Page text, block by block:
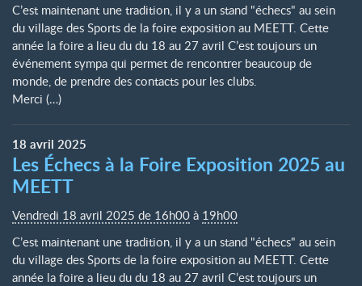
C’est maintenant une tradition, il y a un stand "échecs" au sein
du village des Sports de la foire exposition au MEETT. Cette
année la foire a lieu du du 18 au 27 avril C’est toujours un
événement sympa qui permet de rencontrer beaucoup de
monde, de prendre des contacts pour les clubs.
Merci (…)
18 avril 2025
Les Échecs à la Foire Exposition 2025 au
MEETT
Vendredi 18 avril 2025 de 16h00 à 19h00
C’est maintenant une tradition, il y a un stand "échecs" au sein
du village des Sports de la foire exposition au MEETT. Cette
année la foire a lieu du du 18 au 27 avril C’est toujours un